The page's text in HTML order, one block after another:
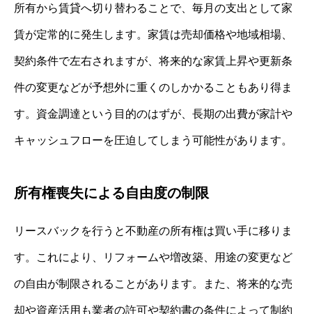
所有から賃貸へ切り替わることで、毎月の支出として家
賃が定常的に発生します。家賃は売却価格や地域相場、
契約条件で左右されますが、将来的な家賃上昇や更新条
件の変更などが予想外に重くのしかかることもあり得ま
す。資金調達という目的のはずが、長期の出費が家計や
キャッシュフローを圧迫してしまう可能性があります。
所有権喪失による自由度の制限
リースバックを行うと不動産の所有権は買い手に移りま
す。これにより、リフォームや増改築、用途の変更など
の自由が制限されることがあります。また、将来的な売
却や資産活用も業者の許可や契約書の条件によって制約